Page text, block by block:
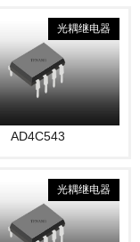
光耦继电器
AD4C543
光耦继电器